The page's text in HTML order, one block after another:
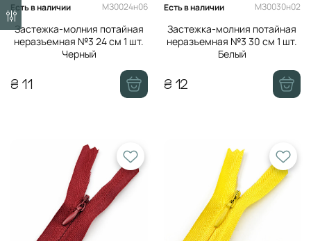
Есть в наличии МЗ0024н06
Застежка-молния потайная
неразъемная №3 24 см 1 шт.
Черный
₴ 11
Есть в наличии МЗ0030н02
Застежка-молния потайная
неразъемная №3 30 см 1 шт.
Белый
₴ 12